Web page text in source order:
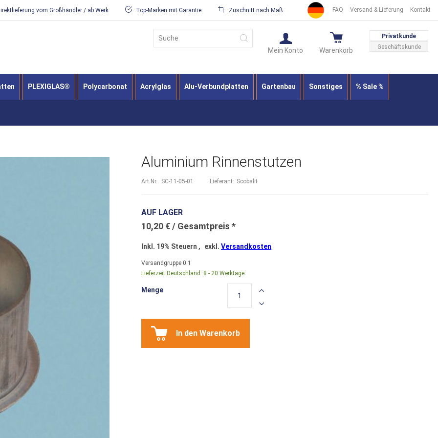
FAQ Versand & Lieferung Kontakt
vom Großhändler / ab Werk Top-Marken mit Garantie Zuschnitt nach Maß
Privatkunde
Geschäftskunde
Warenkorb
Mein Konto
Suche
PLEXIGLAS® Polycarbonat Acrylglas Alu-Verbundplatten Gartenbau Sonstiges % Sale %
Aluminium Rinnenstutzen
Art.Nr. SC-11-05-01 Lieferant: Scobalit
AUF LAGER
10,20 €
Inkl. 19% Steuern , exkl.Versandkosten
Versandgruppe 0.1
Lieferzeit Deutschland: 8 - 20 Werktage
Menge
In den Warenkorb